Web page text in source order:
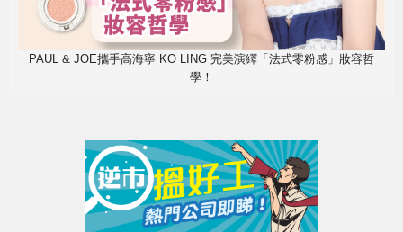
PAUL & JOE攜手高海寧 KO LING 完美演繹「法式零粉感」妝容哲
學！